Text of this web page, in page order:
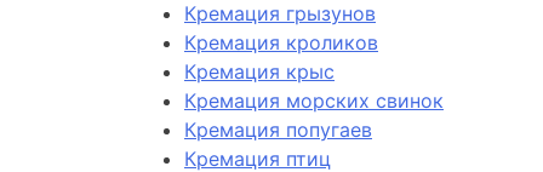
Кремация грызунов
Кремация кроликов
Кремация крыс
Кремация морских свинок
Кремация попугаев
Кремация птиц